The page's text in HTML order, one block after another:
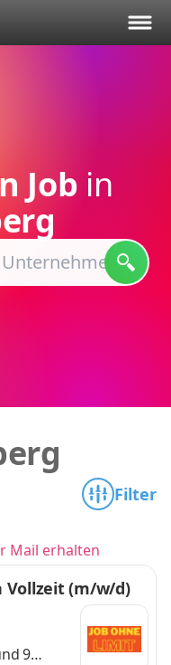
Job in
Filter
Mail erhalten
(m/w/d)
9